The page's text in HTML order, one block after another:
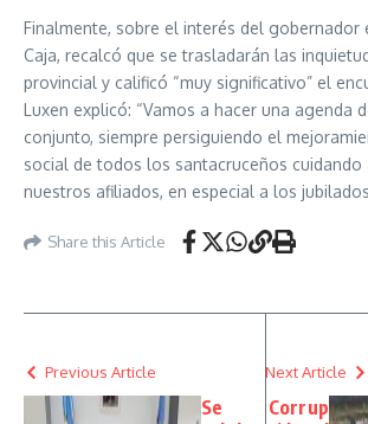
Finalmente, sobre el interés del gobernador
Caja, recalcó que se trasladarán las
provincial y calificó “muy significativo” el
Luxen explicó: “Vamos a hacer una agenda
conjunto, siempre persiguiendo el
social de todos los santacruceños cuidando
nuestros afiliados, en especial a los
Share this Article
Previous Article
Se
Next Article
Corrup